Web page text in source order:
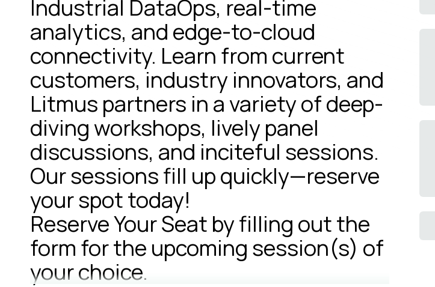
Industrial DataOps, real-time
analytics, and edge-to-cloud
connectivity. Learn from current
customers, industry innovators, and
Litmus partners in a variety of deep-
diving workshops, lively panel
discussions, and inciteful sessions.
Our sessions fill up quickly—reserve
your spot today!
Reserve Your Seat by filling out the
form for the upcoming session(s) of
your choice.